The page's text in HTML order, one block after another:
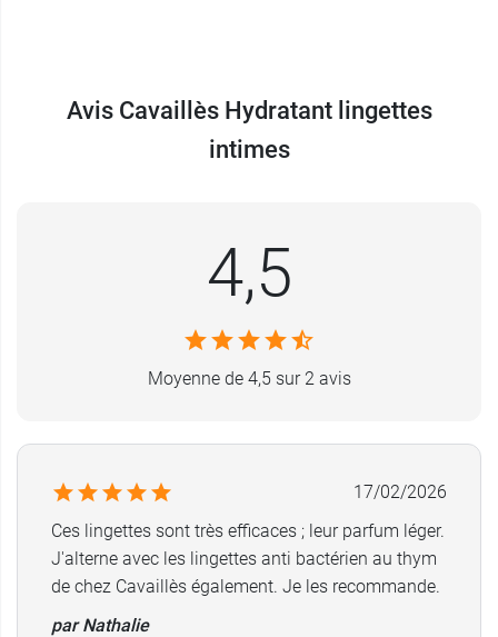
peau. Il est aussi purifiant et protecteur.
Ces lingettes intimes incorporent aussi de la
hydratante et del'huile d'amande
les irritations ainsi que les sensations
Ce petit sachet contient 15 lingettes imprégnées
très pratiques à utiliser.
Ces lingettes Cavaillès L'Intime hydratant sont
ne se jettent pas dans les toilettes.
Caractéristiques :
Formule sans alcool et sans savon.
100% biodégradable.
Sans rinçage.
Avis Cavaillès Hydratant lingettes
intimes
4,5
Moyenne de 4,5 sur 2 avis
17/02/2026
Ces lingettes sont très efficaces ; leur parfum léger.
J'alterne avec les lingettes anti bactérien au thym
de chez Cavaillès également. Je les recommande.
par Nathalie